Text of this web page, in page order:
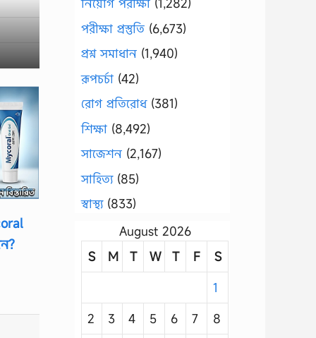
পরীক্ষা প্রস্তুতি (6,673)
প্রশ্ন সমাধান (1,940)
রূপচর্চা (42)
রোগ প্রতিরোধ(381)
শিক্ষা (8,492)
সাজেশন (2,167)
সাহিত্য(85)
স্বাস্থ্য(833)
August 2026
S
M T W T F
S
1
2
3 4 5 6 7 8